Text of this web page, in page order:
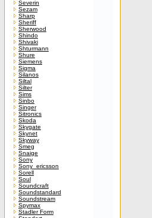
Severin
Sezam
Sharp
Sheriff
Sherwood
Shindo
Shivaki
Shturmann
Shure
Siemens
Sigma
Silanos
Siltal
Silter
Sims
Sinbo
Singer
Sitronics
Skoda
Skygate
Skynet
Skyway
Smeg
Snaige
Sony
Sony_ericsson
Sorell
Soul
Soundcraft
Soundstandard
Soundstream
Spymax
Stadler Form